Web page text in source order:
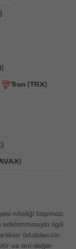
Tron (TRX)
niteliği taşımaz.
saklanmasıyla ilgili
(stablecoin
ve ani değer